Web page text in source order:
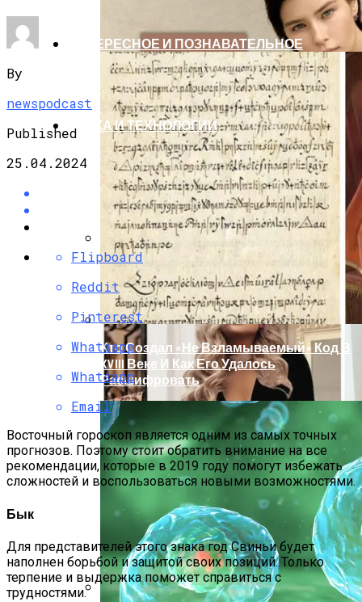
Эти 6 Цветов Осени 2025 Не Только
Сделают Вас Стильной, Но И Притянут
Деньги И Удачу
ИНТЕРЕСНОЕ И ПОЗНАВАТЕЛЬНОЕ
Кто Создал «не Взламываемый» Код В
XVIII Веке И Как Его Удалось
Расшифровать
НАУКА И ТЕХНОЛОГИИ
By
newspodcast
Published
25.04.2024
Flipboard
Reddit
Pinterest
Whatsapp
Whatsapp
Email
Восточный гороскоп является одним из самых точных
прогнозов. Поэтому стоит обратить внимание на все
рекомендации, которые в 2019 году помогут избежать
сложностей и воспользоваться новыми возможностями.
Бык
Для представителей этого знака год Свиньи будет
наполнен борьбой и защитой своих позиций. Только
терпение и выдержка поможет справиться с
трудностями.